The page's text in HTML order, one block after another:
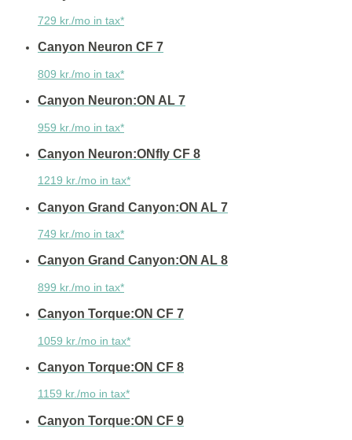
729 kr./mo in tax*
Canyon Neuron CF 7
809 kr./mo in tax*
Canyon Neuron:ON AL 7
959 kr./mo in tax*
Canyon Neuron:ONfly CF 8
1219 kr./mo in tax*
Canyon Grand Canyon:ON AL 7
749 kr./mo in tax*
Canyon Grand Canyon:ON AL 8
899 kr./mo in tax*
Canyon Torque:ON CF 7
1059 kr./mo in tax*
Canyon Torque:ON CF 8
1159 kr./mo in tax*
Canyon Torque:ON CF 9